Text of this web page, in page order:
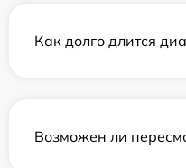
Как долго длится
Возможен ли